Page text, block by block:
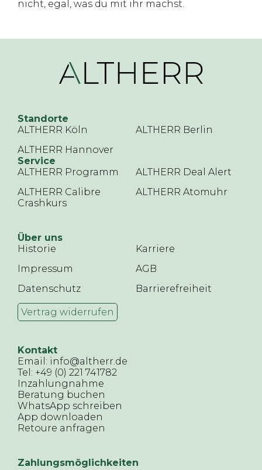
nicht, egal, was du mit ihr machst.
Standorte
ALTHERR Köln
ALTHERR Berlin
ALTHERR Hannover
Service
ALTHERR Programm
ALTHERR Deal Alert
ALTHERR Calibre
Crashkurs
ALTHERR Atomuhr
Über uns
Historie
Karriere
Impressum
AGB
Datenschutz
Barrierefreiheit
Vertrag widerrufen
Kontakt
Email: info@altherr.de
Tel: +49 (0) 221 741782
Inzahlungnahme
Beratung buchen
WhatsApp schreiben
App downloaden
Retoure anfragen
Zahlungsmöglichkeiten